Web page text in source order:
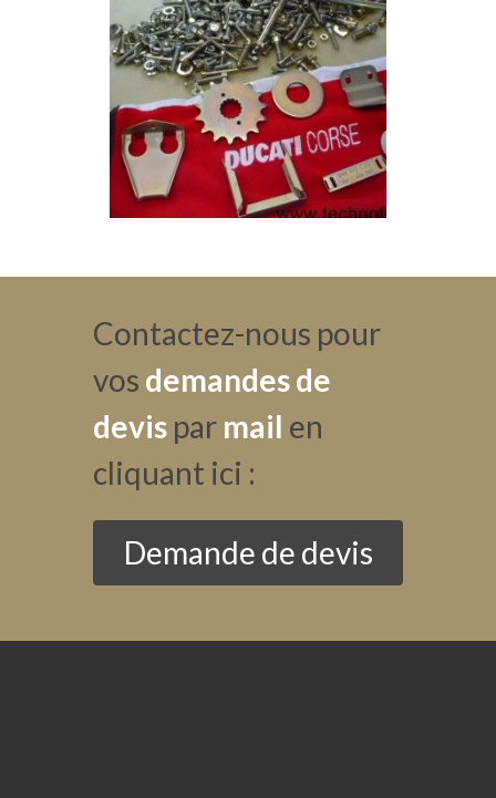
Contactez-nous pour
vos demandes de
devis par mail en
cliquant ici :
Demande de devis